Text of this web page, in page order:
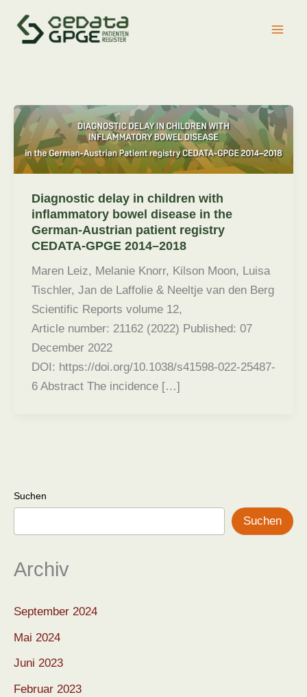
Inhalt
springen
Diagnostic delay in children with
inflammatory bowel disease in the
German-Austrian patient registry
CEDATA-GPGE 2014–2018
Maren Leiz, Melanie Knorr, Kilson Moon, Luisa
Tischler, Jan de Laffolie & Neeltje van den Berg
Scientific Reports volume 12,
Article number: 21162 (2022) Published: 07
December 2022
DOI: https://doi.org/10.1038/s41598-022-25487-
6 Abstract The incidence […]
Suchen
Suchen
Archiv
September 2024
Mai 2024
Juni 2023
Februar 2023